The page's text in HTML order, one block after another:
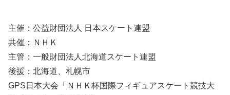
主催：公益財団法人 日本スケート連盟
共催：ＮＨＫ
主管：一般財団法人北海道スケート連盟
後援：北海道、札幌市
GPS日本大会「ＮＨＫ杯国際フィギュアスケート競技大